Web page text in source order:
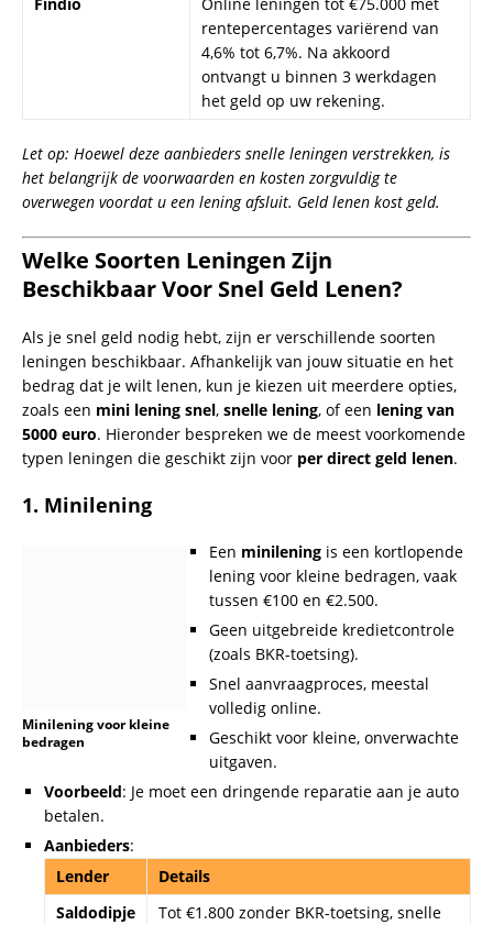
bedragen
Eenminileningis een kortlopende
lening voor kleine bedragen, vaak
Geen uitgebreide kredietcontrole
(zoals BKR-toetsing).
Snel aanvraagproces, meestal volledig online.
Geschikt voor kleine, onverwachte uitgaven.
Voorbeeld: Je moet een dringende reparatie aan je auto
betalen.
Lender
Details
Saldodipje
Tot €1.800 zonder BKR-toetsing, snelle
aanvraag.
Ferratum
Kortlopende leningen tot €1.500,
eenvoudig en snel proces.
Eenflitskredietis vergelijkbaar
met een minilening, maar richt
zich op nóg snellere
verwerkingstijden.
Bedragen variëren meestal van €50
tot €1.500.
Vaak gekoppeld aan hogere kosten
(bijvoorbeeld administratiekosten).
Ideaal voor situaties waarbij je denkt:“Ik heb nu geld
nodig.”
Voorbeeld: Onverwachte medische kosten die direct
betaald moeten worden.
Aanbieders